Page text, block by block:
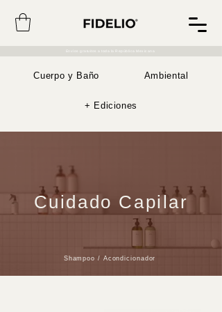
Envíos gratuitos a toda la República Mexicana
Cuerpo y Baño Ambiental
+ Ediciones
Cuidado Capilar
Shampoo / Acondicionador